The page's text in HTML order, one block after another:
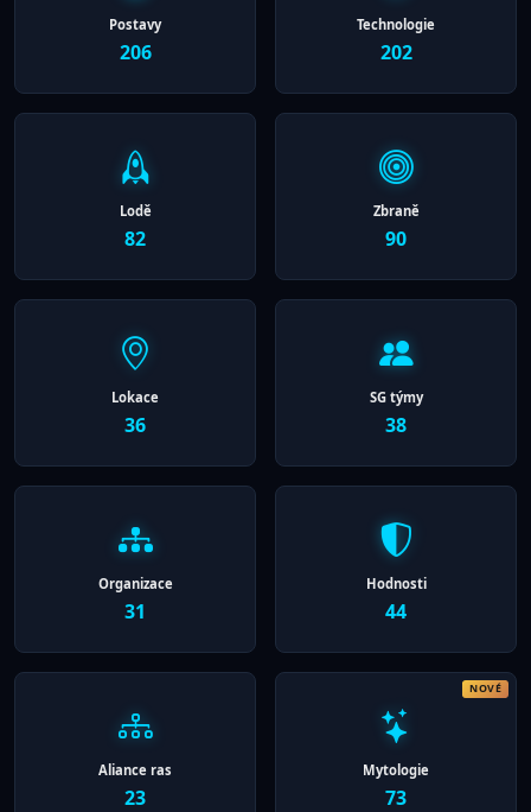
Postavy
206
Technologie
202
Lodě
82
Zbraně
90
Lokace
36
SG týmy
38
Organizace
31
Hodnosti
44
Aliance ras
23
Mytologie
73